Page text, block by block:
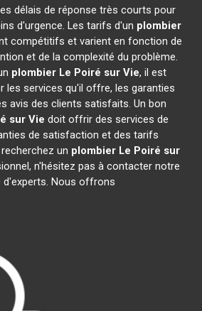
délais de réponse très courts pour
d'urgence. Les tarifs d'un plombier
compétitifs et varient en fonction de
et de la complexité du problème.
plombier Le Poiré sur Vie, il est
les services qu'il offre, les garanties
avis des clients satisfaits. Un bon
sur Vie doit offrir des services de
de satisfaction et des tarifs
un plombier Le Poiré sur
n'hésitez pas à contacter notre
d'experts. Nous offrons